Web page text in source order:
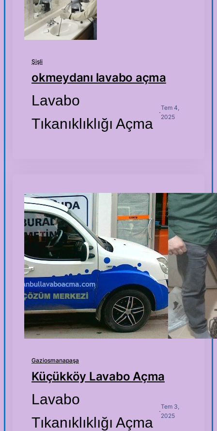
Şişli
okmeydanı lavabo açma
Lavabo
Tıkanıklıklığı Açma
·
Tem 4,
2025
Gaziosmanapaşa
Küçükköy Lavabo Açma
Lavabo
Tıkanıklıklığı Açma
·
Tem 3,
2025